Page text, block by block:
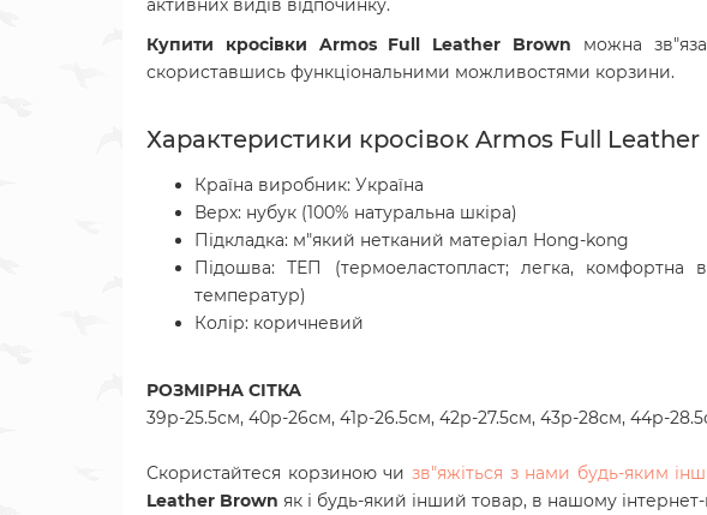
активних видів відпочинку.
Купити кросівки Armos Full Leather Brown можна
скориставшись функціональними можливостями корзини.
Характеристики кросівок Armos Full
Країна виробник: Україна
Верх: нубук (100% натуральна шкіра)
Підкладка: м"який нетканий матеріал Hong-kong
Підошва:ТЕП (термоеластопласт; легка, комфортна
температур)
Колір: коричневий
РОЗМІРНА СІТКА
39р-25.5см, 40р-26см, 41р-26.5см, 42р-27.5см, 43р-28см, 44р-
Скористайтеся корзиною чи зв"яжіться з нами будь-яким
Leather Brown як і будь-який інший товар, в нашому